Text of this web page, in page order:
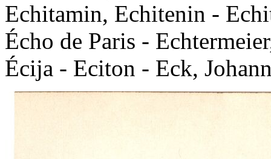
Echitamin, Echitenin -
Écho de Paris -
Écija - Eciton - Eck,